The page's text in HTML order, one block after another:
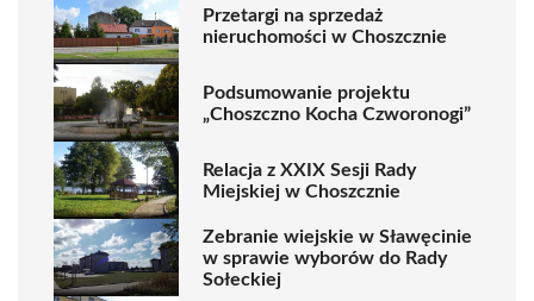
Przetargi na sprzedaż
nieruchomości w Choszcznie
Podsumowanie projektu
„Choszczno Kocha Czworonogi”
Relacja z XXIX Sesji Rady
Miejskiej w Choszcznie
Zebranie wiejskie w Sławęcinie
w sprawie wyborów do Rady
Sołeckiej